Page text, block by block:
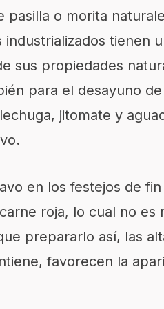
o morita
tienen
sus propiedades
para el desayuno de
jitomate y
en los festejos de
roja, lo cual no es
prepararlo así, las
favorecen la